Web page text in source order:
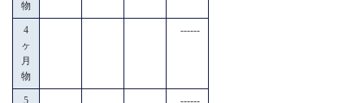
物
4
ヶ
月
物
------
5
------